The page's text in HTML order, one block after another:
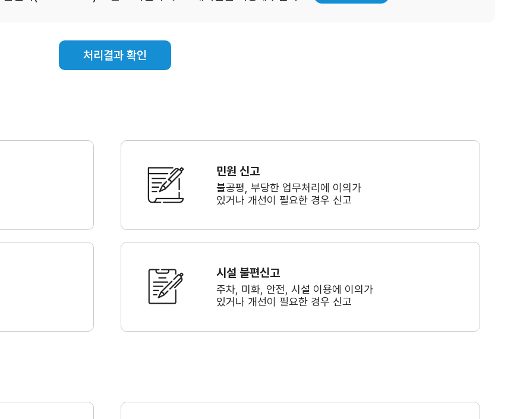
처리결과 확인
민원 신고
불공평, 부당한 업무처리에 이의가
있거나 개선이 필요한 경우 신고
시설 불편신고
주차, 미화, 안전, 시설 이용에 이의가
있거나 개선이 필요한 경우 신고